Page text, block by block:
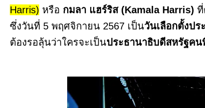
Harris) หรือ กมลา แฮร์ริส (Kamala Harris) ที่
ซึ่งวันที่ 5 พฤศจิกายน 2567 เป็นวันเลือกตั้งปร
ต้องรอลุ้นว่าใครจะเป็นประธานาธิบดีสหรัฐคน